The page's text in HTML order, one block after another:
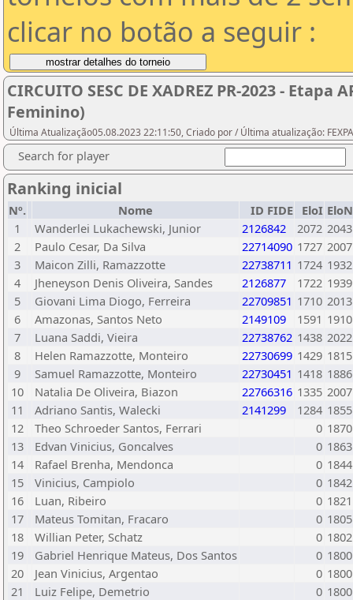
clicar no botão a seguir :
CIRCUITO SESC DE XADREZ PR-2023 -
Feminino)
Última Atualização05.08.2023 22:11:50, Criado por / Última atualização:
Search for player
Ranking inicial
Nº. Nome ID FIDE EloI EloN
1
Wanderlei Lukachewski, Junior 2126842 2072 2043
2
Paulo Cesar, Da Silva 22714090 1727 2007
3
Maicon Zilli, Ramazzotte 22738711 1724 1932
4
Jheneyson Denis Oliveira, Sandes 2126877 1722 1939
5
Giovani Lima Diogo, Ferreira 22709851 1710 2013
6
Amazonas, Santos Neto 2149109 1591 1910
7
Luana Saddi, Vieira 22738762 1438 2022
8
Helen Ramazzotte, Monteiro 22730699 1429 1815
9
Samuel Ramazzotte, Monteiro 22730451 1418 1886
10
Natalia De Oliveira, Biazon 22766316 1335 2007
11
Adriano Santis, Walecki 2141299 1284 1855
12
Theo Schroeder Santos, Ferrari 0 1870
13
Edvan Vinicius, Goncalves 0 1863
14
Rafael Brenha, Mendonca 0 1844
15
Vinicius, Campiolo 0 1842
16
Luan, Ribeiro 0 1821
17
Mateus Tomitan, Fracaro 0 1805
18
Willian Peter, Schatz 0 1802
19
Gabriel Henrique Mateus, Dos Santos 0 1800
20
Jean Vinicius, Argentao 0 1800
21
Luiz Felipe, Demetrio 0 1800